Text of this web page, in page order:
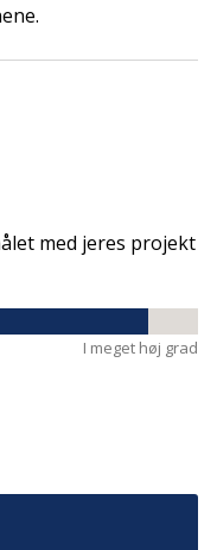
med jeres projekt
I meget høj grad